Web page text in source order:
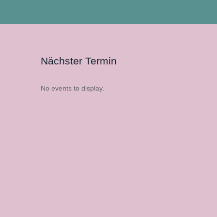
Nächster Termin
No events to display.